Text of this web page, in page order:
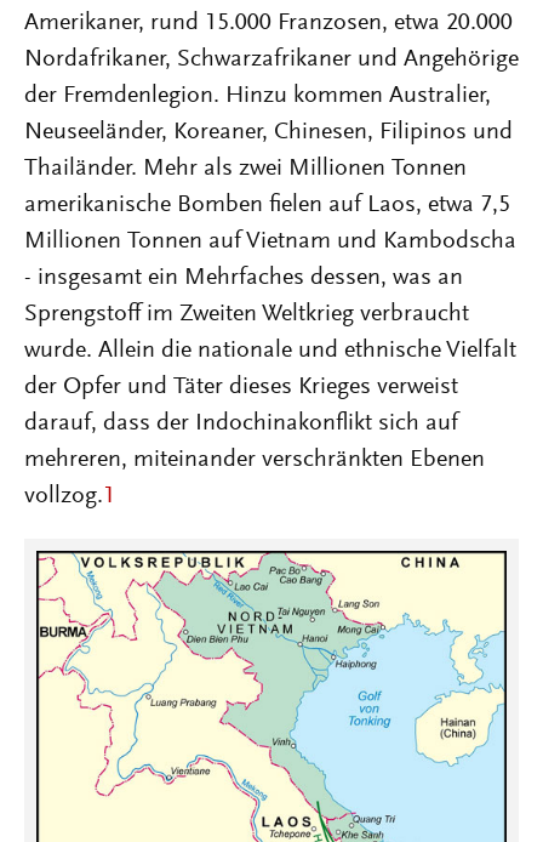
Amerikaner, rund 15.000 Franzosen, etwa 20.000
Nordafrikaner, Schwarzafrikaner und Angehörige
der Fremdenlegion. Hinzu kommen Australier,
Neuseeländer, Koreaner, Chinesen, Filipinos und
Thailänder. Mehr als zwei Millionen Tonnen
amerikanische Bomben fielen auf Laos, etwa 7,5
Millionen Tonnen auf Vietnam und Kambodscha
- insgesamt ein Mehrfaches dessen, was an
Sprengstoff im Zweiten Weltkrieg verbraucht
wurde. Allein die nationale und ethnische Vielfalt
der Opfer und Täter dieses Krieges verweist
darauf, dass der Indochinakonflikt sich auf
mehreren, miteinander verschränkten Ebenen
vollzog. 1